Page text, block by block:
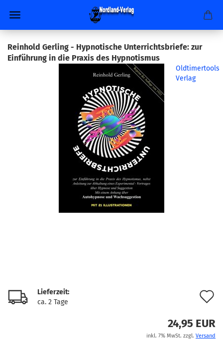
Reinhold Gerling - Hypnotische Unterrichtsbriefe: zur
Einführung in die Praxis des Hypnotismus
Oldtimertools
Verlag
Lieferzeit:
ca. 2 Tage
24,95 EUR
inkl. 7% MwSt. zzgl. Versand